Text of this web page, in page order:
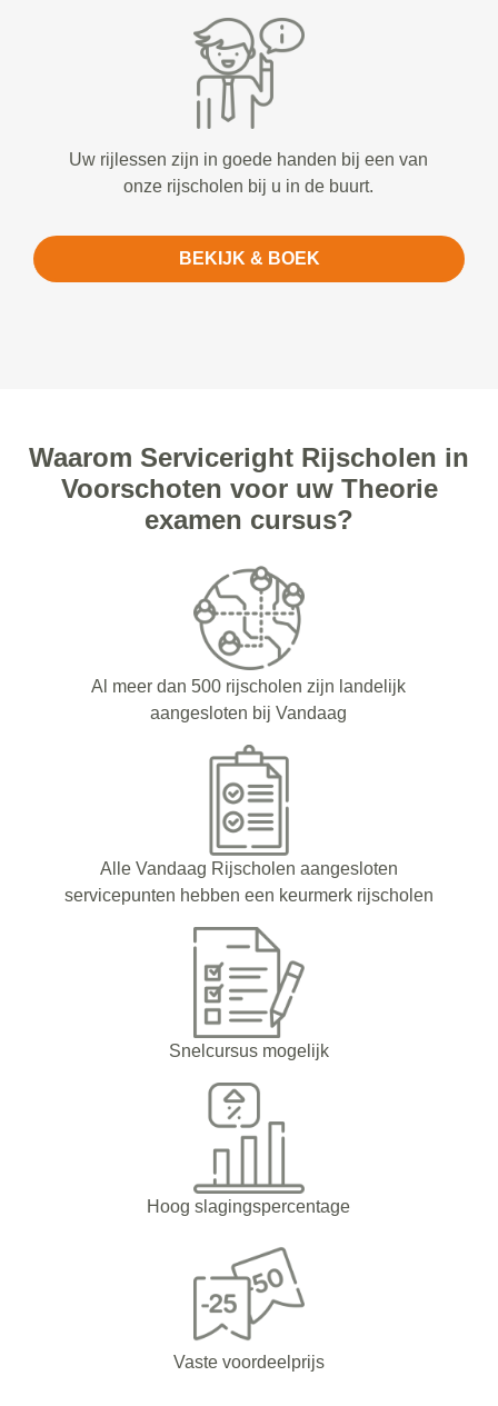
Uw rijlessen zijn in goede handen bij een van
onze rijscholen bij u in de buurt.
BEKIJK & BOEK
Waarom Serviceright Rijscholen in
Voorschoten voor uw Theorie
examen cursus?
Al meer dan 500 rijscholen zijn landelijk
aangesloten bij Vandaag
Alle Vandaag Rijscholen aangesloten
servicepunten hebben een keurmerk rijscholen
Snelcursus mogelijk
Hoog slagingspercentage
Vaste voordeelprijs